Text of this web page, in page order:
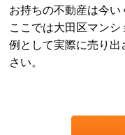
お持ちの不動産は今い
ここでは大田区マンシ
例として実際に売り
さい。